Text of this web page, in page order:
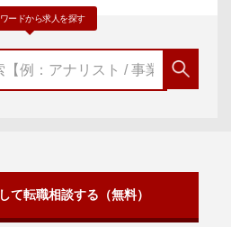
ードから求人を探す
て転職相談する（無料）